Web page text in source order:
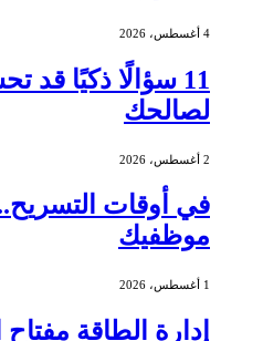
4 أغسطس، 2026
11 سؤالًا ذكيًا قد
لصالحك
2 أغسطس، 2026
في أوقات
موظفيك
1 أغسطس، 2026
إدارة الطاقة مفتاح